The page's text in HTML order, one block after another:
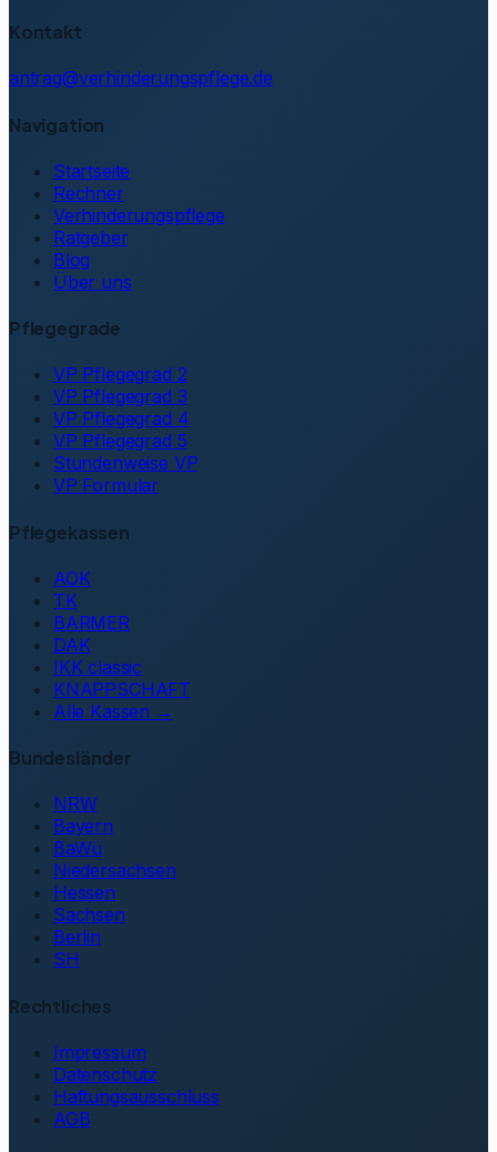
Kontakt
antrag@verhinderungspflege.de
Navigation
Startseite
Rechner
Verhinderungspflege
Ratgeber
Blog
Über uns
Pflegegrade
VP Pflegegrad 2
VP Pflegegrad 3
VP Pflegegrad 4
VP Pflegegrad 5
Stundenweise VP
VP Formular
Pflegekassen
AOK
TK
BARMER
DAK
IKK classic
KNAPPSCHAFT
Alle Kassen →
Bundesländer
NRW
Bayern
BaWü
Niedersachsen
Hessen
Sachsen
Berlin
SH
Rechtliches
Impressum
Datenschutz
Haftungsausschluss
AGB